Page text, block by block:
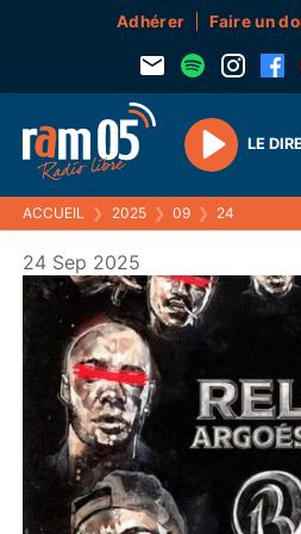
Adhérer Faire un
Play
LE
ACCUEIL ❯ 2025 ❯ 09 ❯ 24
24 Sep 2025